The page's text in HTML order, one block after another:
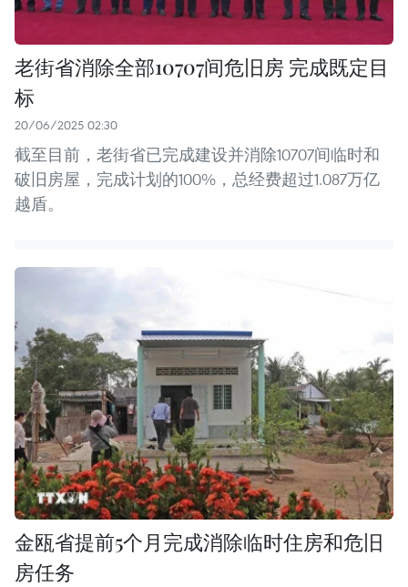
老街省消除全部10707间危旧房 完成既定目
标
20/06/2025 02:30
截至目前，老街省已完成建设并消除10707间临时和
破旧房屋，完成计划的100%，总经费超过1.087万亿
越盾。
金瓯省提前5个月完成消除临时住房和危旧
房任务